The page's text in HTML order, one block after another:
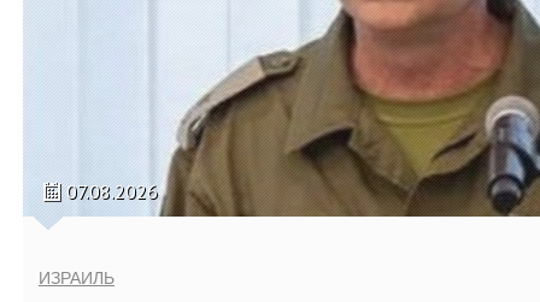
07.08.2026
ИЗРАИЛЬ